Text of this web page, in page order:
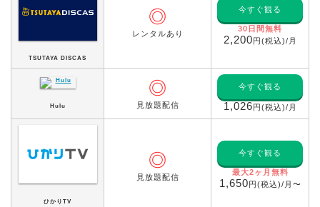
TSUTAYA DISCAS
◎
レンタルあり
今すぐ観る
30日間無料
2,200円(税込)/月
Hulu
◎
見放題配信
今すぐ観る
1,026円(税込)/月
ひかりTV
◎
見放題配信
今すぐ観る
最大2ヶ月無料
1,650円(税込)/月〜